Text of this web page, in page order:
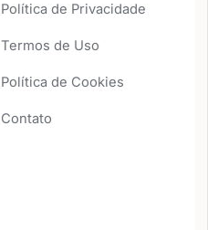
Política de Privacidade
Termos de Uso
Política de Cookies
Contato